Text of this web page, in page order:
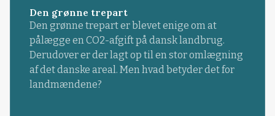
Den grønne trepart
Den grønne trepart er blevet enige om at
pålægge en CO2-afgift på dansk landbrug.
Derudover er der lagt op til en stor omlægning
af det danske areal. Men hvad betyder det for
landmændene?